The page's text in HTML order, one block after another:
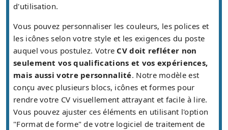
d'utilisation.
Vous pouvez personnaliser les couleurs, les polices et
les icônes selon votre style et les exigences du poste
auquel vous postulez. Votre CV doit refléter non
seulement vos qualifications et vos expériences,
mais aussi votre personnalité. Notre modèle est
conçu avec plusieurs blocs, icônes et formes pour
rendre votre CV visuellement attrayant et facile à lire.
Vous pouvez ajuster ces éléments en utilisant l'option
"Format de forme" de votre logiciel de traitement de